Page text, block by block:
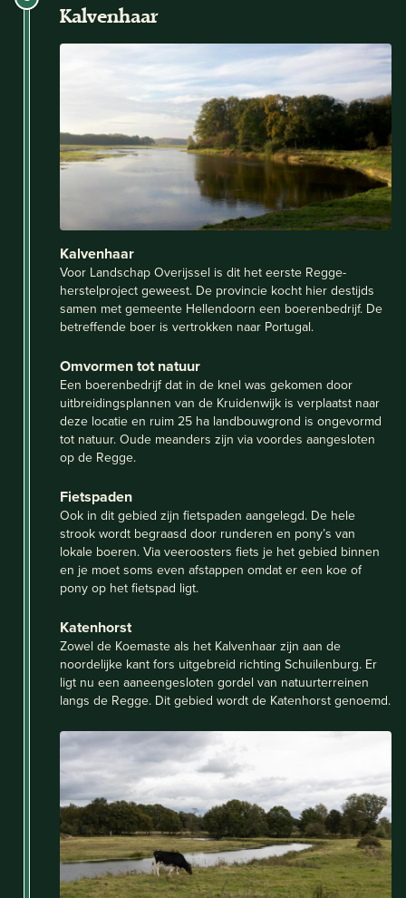
Kalvenhaar
Kalvenhaar
Voor Landschap Overijssel is dit het eerste Regge-
herstelproject geweest. De provincie kocht hier destijds
samen met gemeente Hellendoorn een boerenbedrijf. De
betreffende boer is vertrokken naar Portugal.
Omvormen tot natuur
Een boerenbedrijf dat in de knel was gekomen door
uitbreidingsplannen van de Kruidenwijk is verplaatst naar
deze locatie en ruim 25 ha landbouwgrond is ongevormd
tot natuur. Oude meanders zijn via voordes aangesloten
op de Regge.
Fietspaden
Ook in dit gebied zijn fietspaden aangelegd. De hele
strook wordt begraasd door runderen en pony’s van
lokale boeren. Via veeroosters fiets je het gebied binnen
en je moet soms even afstappen omdat er een koe of
pony op het fietspad ligt.
Katenhorst
Zowel de Koemaste als het Kalvenhaar zijn aan de
noordelijke kant fors uitgebreid richting Schuilenburg. Er
ligt nu een aaneengesloten gordel van natuurterreinen
langs de Regge. Dit gebied wordt de Katenhorst genoemd.